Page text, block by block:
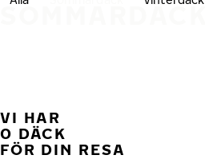
SOMMARDÄCK
VI HAR
0 DÄCK
FÖR DIN RESA